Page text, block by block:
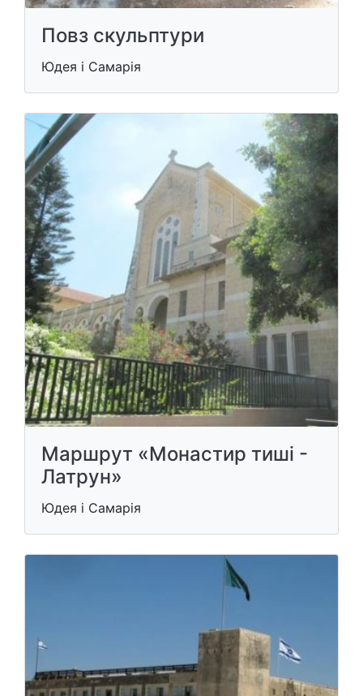
Повз скульптури
Юдея і Самарія
Маршрут «Монастир тиші -
Латрун»
Юдея і Самарія